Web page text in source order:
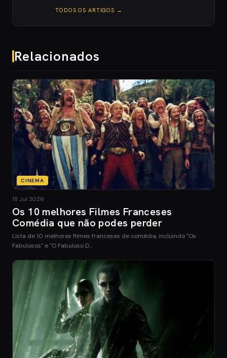
TODOS OS ARTIGOS →
Relacionados
CINEMA
18 Jul 2026
Os 10 melhores Filmes Franceses
Comédia que não podes perder
Lista de 10 melhores filmes franceses de comédia, incluindo "Os
Fabulosos" e "O Fabuloso D…